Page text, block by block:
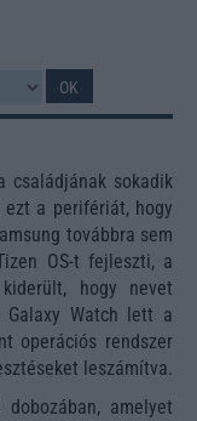
családjának sokadik
a perifériát, hogy
továbbra sem
OS-t fejleszti, a
hogy nevet
Watch lett a
operációs rendszer
leszámítva.
amelyet